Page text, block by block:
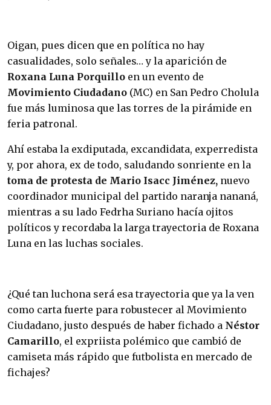
Oigan, pues dicen que en política no hay
casualidades, solo señales… y la aparición de
Roxana Luna Porquillo en un evento de
Movimiento Ciudadano (MC) en San Pedro Cholula
fue más luminosa que las torres de la pirámide en
feria patronal.
Ahí estaba la exdiputada, excandidata, experredista
y, por ahora, ex de todo, saludando sonriente en la
toma de protesta de Mario Isacc Jiménez, nuevo
coordinador municipal del partido naranja nananá,
mientras a su lado Fedrha Suriano hacía ojitos
políticos y recordaba la larga trayectoria de Roxana
Luna en las luchas sociales.
¿Qué tan luchona será esa trayectoria que ya la ven
como carta fuerte para robustecer al Movimiento
Ciudadano, justo después de haber fichado a Néstor
Camarillo, el expriista polémico que cambió de
camiseta más rápido que futbolista en mercado de
fichajes?